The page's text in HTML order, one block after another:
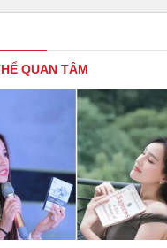
QUAN TÂM